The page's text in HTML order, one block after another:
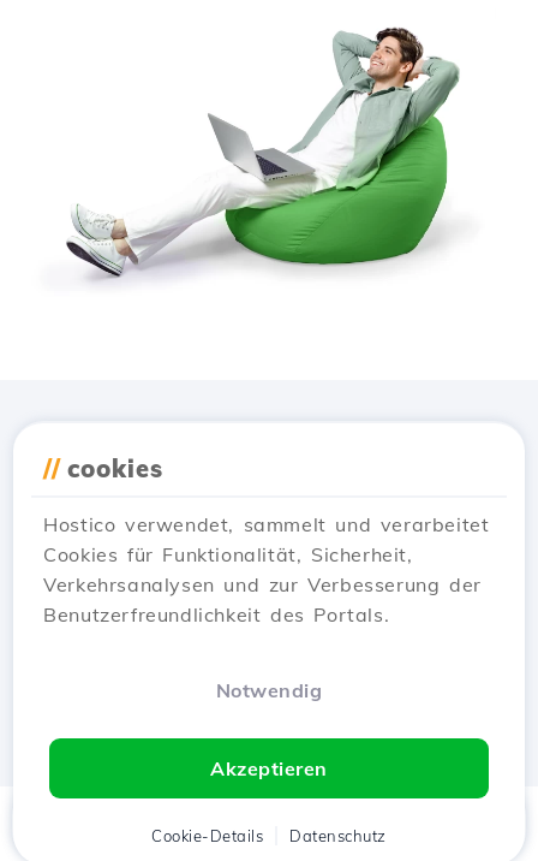
// cookies
Hostico verwendet, sammelt und verarbeitet
Cookies für Funktionalität, Sicherheit,
Verkehrsanalysen und zur Verbesserung der
Benutzerfreundlichkeit des Portals.
Notwendig
Akzeptieren
Cookie-Details Datenschutz
Kunde Warenkorb Chat